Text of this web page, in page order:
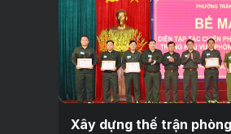
Xây dựng thế trận